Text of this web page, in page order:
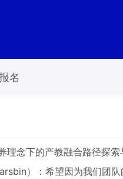
名
理念下的产教融合路径探索
：希望因为我们团队的出现 可